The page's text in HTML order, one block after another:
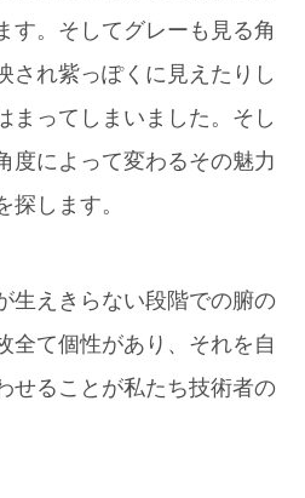
す。そしてグレーも見る角
され紫っぽくに見えたりし
まってしまいました。そし
度によって変わるその魅力
探します。
生えきらない段階での腑の
全て個性があり、それを自
せることが私たち技術者の